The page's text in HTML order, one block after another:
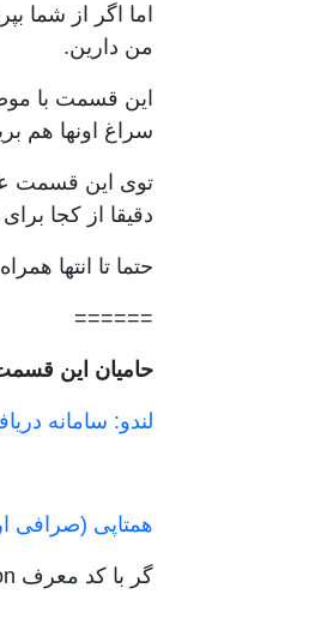
من دارین.
این قسمت با
سراغ اونها هم
توی این قسمت
دقیقا از کجا
حتما تا انتها
======
حامیان این
لندو: سامانه
همتاپی (صرافی
گر با کد معرف karnakon ثبت‌نام و احراز هویتتون رو تکمیل کنید، ۱۰۰٫۰۰۰ ارز دیجیتال شیبا هم هدیه میگیرید.